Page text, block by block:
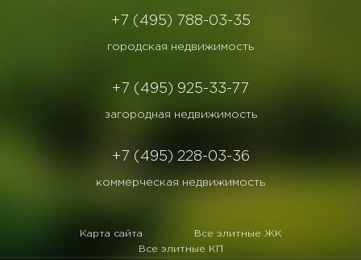
+7 (495) 788-03-35
городская недвижимость
+7 (495) 925-33-77
загородная недвижимость
+7 (495) 228-03-36
коммерческая недвижимость
Карта сайта
Все элитные ЖК
Все элитные КП